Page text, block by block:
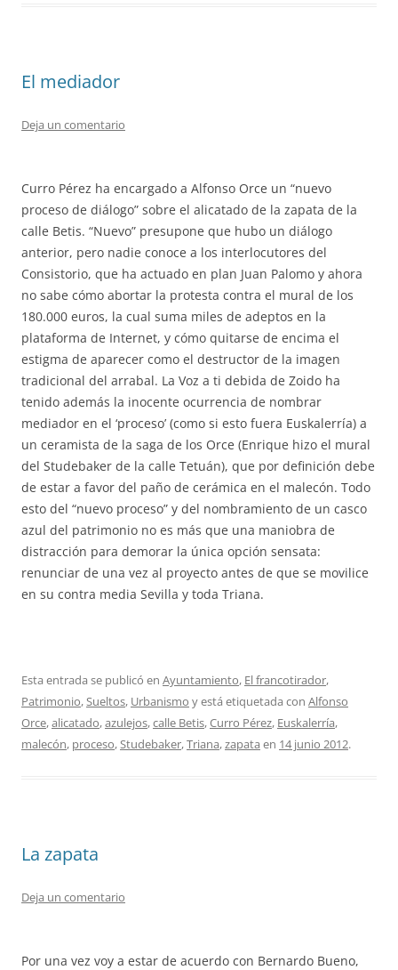
El mediador
Deja un comentario
Curro Pérez ha encargado a Alfonso Orce un “nuevo
proceso de diálogo” sobre el alicatado de la zapata de la
calle Betis. “Nuevo” presupone que hubo un diálogo
anterior, pero nadie conoce a los interlocutores del
Consistorio, que ha actuado en plan Juan Palomo y ahora
no sabe cómo abortar la protesta contra el mural de los
180.000 euros, la cual suma miles de adeptos en la
plataforma de Internet, y cómo quitarse de encima el
estigma de aparecer como el destructor de la imagen
tradicional del arrabal. La Voz a ti debida de Zoido ha
tenido además la inocente ocurrencia de nombrar
mediador en el ‘proceso’ (como si esto fuera Euskalerría) a
un ceramista de la saga de los Orce (Enrique hizo el mural
del Studebaker de la calle Tetuán), que por definición debe
de estar a favor del paño de cerámica en el malecón. Todo
esto del “nuevo proceso” y del nombramiento de un casco
azul del patrimonio no es más que una maniobra de
distracción para demorar la única opción sensata:
renunciar de una vez al proyecto antes de que se movilice
en su contra media Sevilla y toda Triana.
Esta entrada se publicó en Ayuntamiento, El francotirador,
Patrimonio,Sueltos, Urbanismo y está etiquetada con Alfonso
Orce,alicatado,azulejos,calle Betis,Curro Pérez, Euskalerría,
malecón, proceso,Studebaker,Triana,zapata en 14 junio 2012.
La zapata
Deja un comentario
Por una vez voy a estar de acuerdo con Bernardo Bueno,